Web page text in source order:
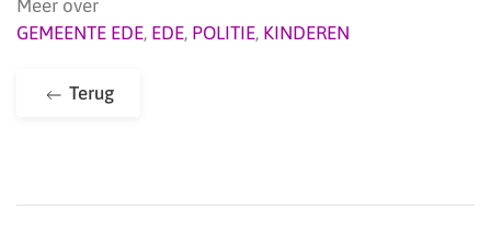
Meer over
GEMEENTE EDE, EDE, POLITIE, KINDEREN
Terug